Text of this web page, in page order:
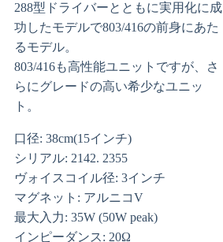
288型ドライバーとともに実用化に成
功したモデルで803/416の前身にあた
るモデル。
803/416も高性能ユニットですが、さ
らにグレードの高い希少なユニッ
ト。
口径: 38cm(15インチ)
シリアル: 2142. 2355
ヴォイスコイル径: 3インチ
マグネット: アルニコV
最大入力: 35W (50W peak)
インピーダンス: 20Ω